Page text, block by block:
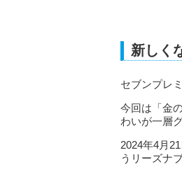
新しく
セブンプレ
今回は「金
わいが一層
2024年4月
うリーズナ